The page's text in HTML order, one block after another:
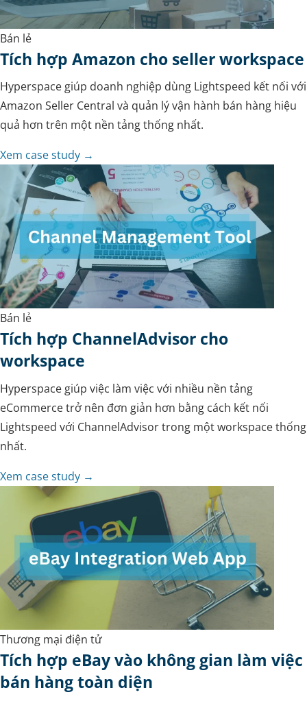
Bán lẻ
Tích hợp Amazon cho seller workspace
Hyperspace giúp doanh nghiệp dùng Lightspeed kết nối với
Amazon Seller Central và quản lý vận hành bán hàng hiệu
quả hơn trên một nền tảng thống nhất.
Xem case study →
Bán lẻ
Tích hợp ChannelAdvisor cho
workspace
Hyperspace giúp việc làm việc với nhiều nền tảng
eCommerce trở nên đơn giản hơn bằng cách kết nối
Lightspeed với ChannelAdvisor trong một workspace thống
nhất.
Xem case study →
Thương mại điện tử
Tích hợp eBay vào không gian làm việc
bán hàng toàn diện